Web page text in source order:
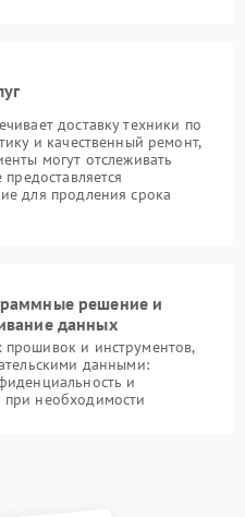
доставку техники по
и качественный ремонт,
могут отслеживать
для продления срока
решение и
данных
и инструментов,
данными:
и
необходимости